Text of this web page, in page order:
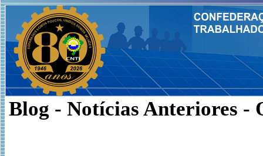
Blog - Notícias Anteriores -